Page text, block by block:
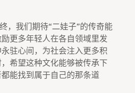
，我们期待“二娃子”的传奇能
更多年轻人在各自领域里发
驻心间，为社会注入更多积
希望这种文化能够被传承下
能找到属于自己的那条道